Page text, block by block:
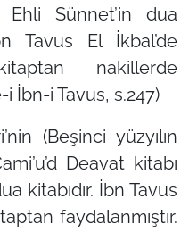
Sünnet’in dua
Tavus El İkbal’de
nakillerde
İbn-i Tavus, s.247)
(Beşinci yüzyılın
Deavat kitabı
kitabıdır. İbn Tavus
faydalanmıştır.